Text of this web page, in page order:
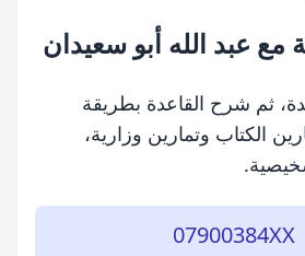
مع عبد الله أبو سعيدان
ثم شرح القاعدة بطريقة
الكتاب وتمارين وزارية،
07900384XX